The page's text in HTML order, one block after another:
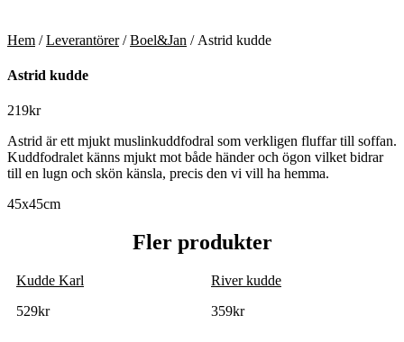
Hem /Leverantörer/Boel&Jan / Astrid kudde
Astrid kudde
219kr
Astrid är ett mjukt muslinkuddfodral som verkligen fluffar till soffan.
Kuddfodralet känns mjukt mot både händer och ögon vilket bidrar
till en lugn och skön känsla, precis den vi vill ha hemma.
45x45cm
Fler produkter
Kudde Karl
529kr
River kudde
359kr